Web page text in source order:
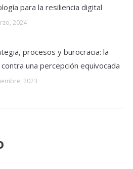
para la resiliencia digital
2024
procesos y burocracia: la
contra una percepción equivocada
2023